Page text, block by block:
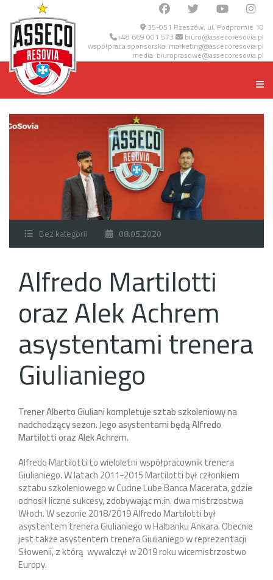
35-051 Rzeszów, ul. Podpromie 10
+48 669 001 573 biuro@assecoresovia.pl
współpraca sponsorska: marketing@assecoresovia.pl
media: biuroprasowe@assecoresovia.pl
Bez kategorii 08.05.2020
Alfredo Martilotti
oraz Alek Achrem
asystentami trenera
Giulianiego
Trener Alberto Giuliani kompletuje sztab szkoleniowy na
nadchodzący sezon. Jego asystentami będą Alfredo
Martilotti oraz Alek Achrem.
Alfredo Martilotti to wieloletni współpracownik trenera
Giulianiego. W latach 2011-2015 Martilotti był członkiem
sztabu szkoleniowego w Cucine Lube Banca Macerata, gdzie
odnosił liczne sukcesy, zdobywając m.in. dwa mistrzostwa
Włoch. W sezonie 2018/2019 Alfredo Martilotti był
asystentem trenera Giulianiego w Halbanku Ankara. Obecnie
jest także asystentem trenera Giulianiego w reprezentacji
Słowenii, z którą wywalczył w 2019 roku wicemistrzostwo
Europy.